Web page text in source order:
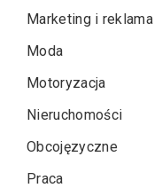
Marketing i reklama
Moda
Motoryzacja
Nieruchomości
Obcojęzyczne
Praca